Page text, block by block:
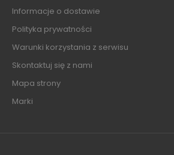
Informacje o dostawie
Polityka prywatności
Warunki korzystania z serwisu
Skontaktuj się z nami
Mapa strony
Marki